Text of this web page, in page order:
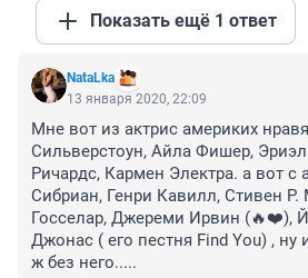
Показать ещё 1 ответ
NataLka
13 января 2020, 22:09
Мне вот из актрис америких
Сильверстоун, Айла Фишер,
Ричардс, Кармен Электра. а вот с
Сибриан, Генри Кавилл, Стивен
Госселар, Джереми Ирвин (🔥❤️),
Джонас ( его пестня Find You) ,
ж без него.....